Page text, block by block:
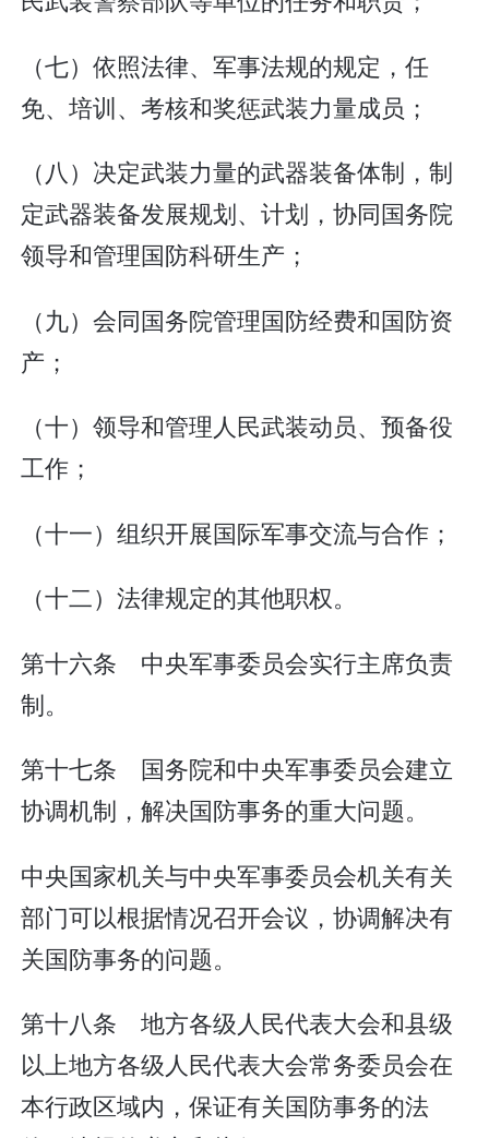
（七）依照法律、军事法规的规定，任
免、培训、考核和奖惩武装力量成员；
（八）决定武装力量的武器装备体制，制
定武器装备发展规划、计划，协同国务院
领导和管理国防科研生产；
（九）会同国务院管理国防经费和国防资
产；
（十）领导和管理人民武装动员、预备役
工作；
（十一）组织开展国际军事交流与合作；
（十二）法律规定的其他职权。
第十六条 中央军事委员会实行主席负责
制。
第十七条 国务院和中央军事委员会建立
协调机制，解决国防事务的重大问题。
中央国家机关与中央军事委员会机关有关
部门可以根据情况召开会议，协调解决有
关国防事务的问题。
第十八条 地方各级人民代表大会和县级
以上地方各级人民代表大会常务委员会在
本行政区域内，保证有关国防事务的法